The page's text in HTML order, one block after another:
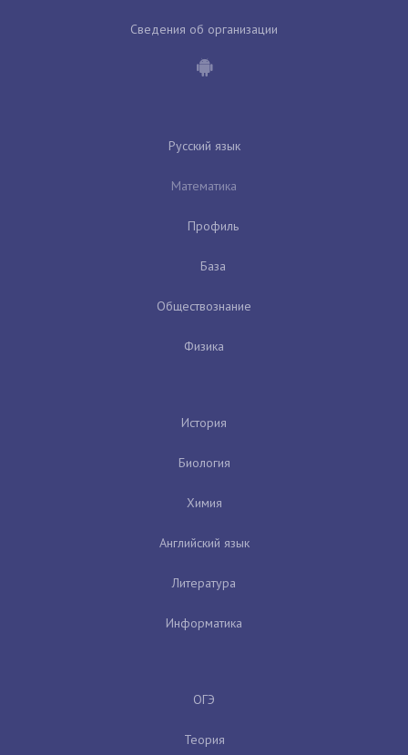
Сведения об организации
Русский язык
Математика
Профиль
База
Обществознание
Физика
История
Биология
Химия
Английский язык
Литература
Информатика
ОГЭ
Теория